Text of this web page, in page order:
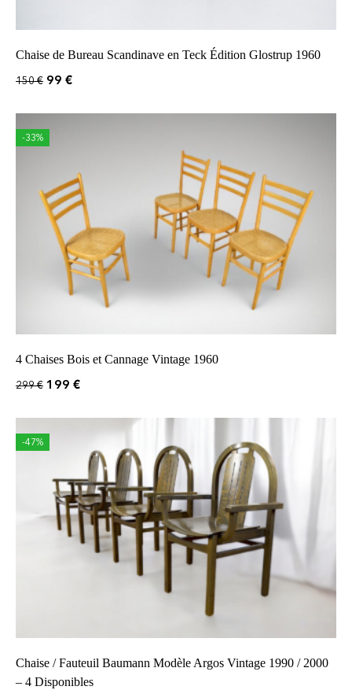
Chaise de Bureau Scandinave en Teck Édition Glostrup 1960
150€ 99 €
-33%
4 Chaises Bois et Cannage Vintage 1960
299€ 199 €
-47%
Chaise / Fauteuil Baumann Modèle Argos Vintage 1990 / 2000
– 4 Disponibles